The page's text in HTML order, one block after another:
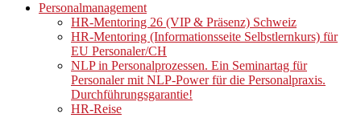
Personalmanagement
HR-Mentoring 26 (VIP & Präsenz) Schweiz
HR-Mentoring (Informationsseite Selbstlernkurs) für
EU Personaler/CH
NLP in Personalprozessen. Ein Seminartag für
Personaler mit NLP-Power für die Personalpraxis.
Durchführungsgarantie!
HR-Reise